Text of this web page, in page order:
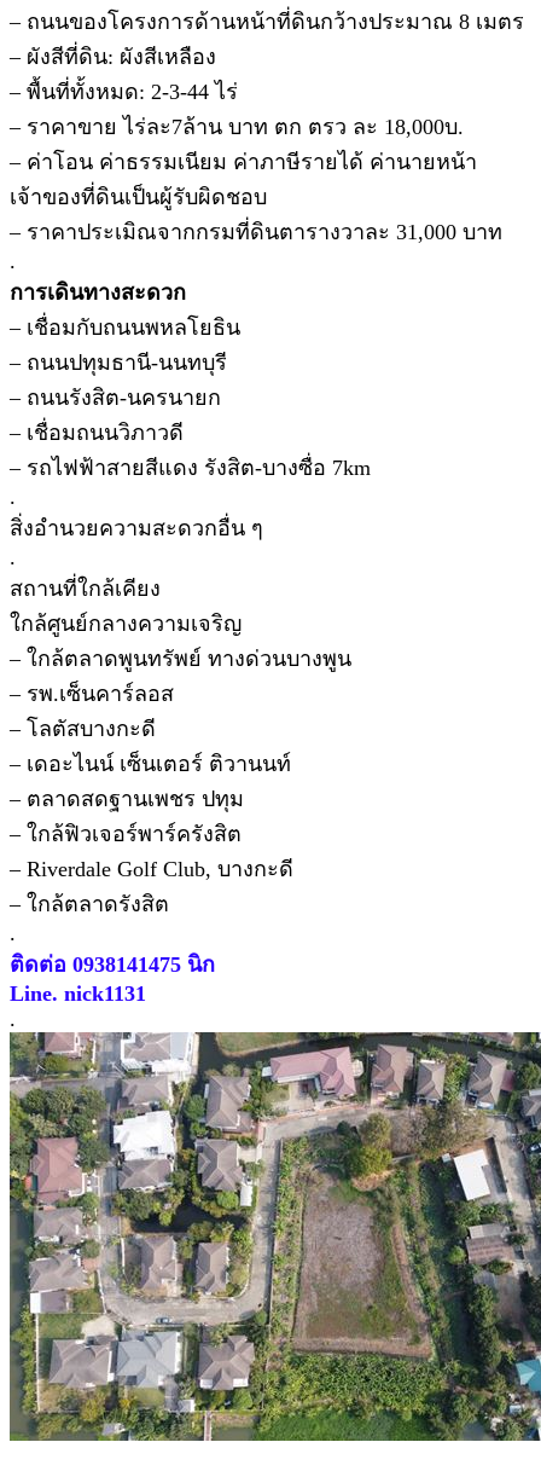
– ถนนของโครงการด้านหน้าที่ดินกว้างประมาณ 8 เมตร
– ผังสีที่ดิน: ผังสีเหลือง
– พื้นที่ทั้งหมด: 2-3-44 ไร่
– ราคาขาย ไร่ละ7ล้าน บาท ตก ตรว ละ 18,000บ.
– ค่าโอน ค่าธรรมเนียม ค่าภาษีรายได้ ค่านายหน้า
เจ้าของที่ดินเป็นผู้รับผิดชอบ
– ราคาประเมิณจากกรมที่ดินตารางวาละ 31,000 บาท
.
การเดินทางสะดวก
– เชื่อมกับถนนพหลโยธิน
– ถนนปทุมธานี-นนทบุรี
– ถนนรังสิต-นครนายก
– เชื่อมถนนวิภาวดี
– รถไฟฟ้าสายสีแดง รังสิต-บางซื่อ 7km
.
สิ่งอำนวยความสะดวกอื่น ๆ
.
สถานที่ใกล้เคียง
ใกล้ศูนย์กลางความเจริญ
– ใกล้ตลาดพูนทรัพย์ ทางด่วนบางพูน
– รพ.เซ็นคาร์ลอส
– โลตัสบางกะดี
– เดอะไนน์ เซ็นเตอร์ ติวานนท์
– ตลาดสดฐานเพชร ปทุม
– ใกล้ฟิวเจอร์พาร์ครังสิต
– Riverdale Golf Club, บางกะดี
– ใกล้ตลาดรังสิต
.
ติดต่อ 0938141475 นิก
Line. nick1131
.